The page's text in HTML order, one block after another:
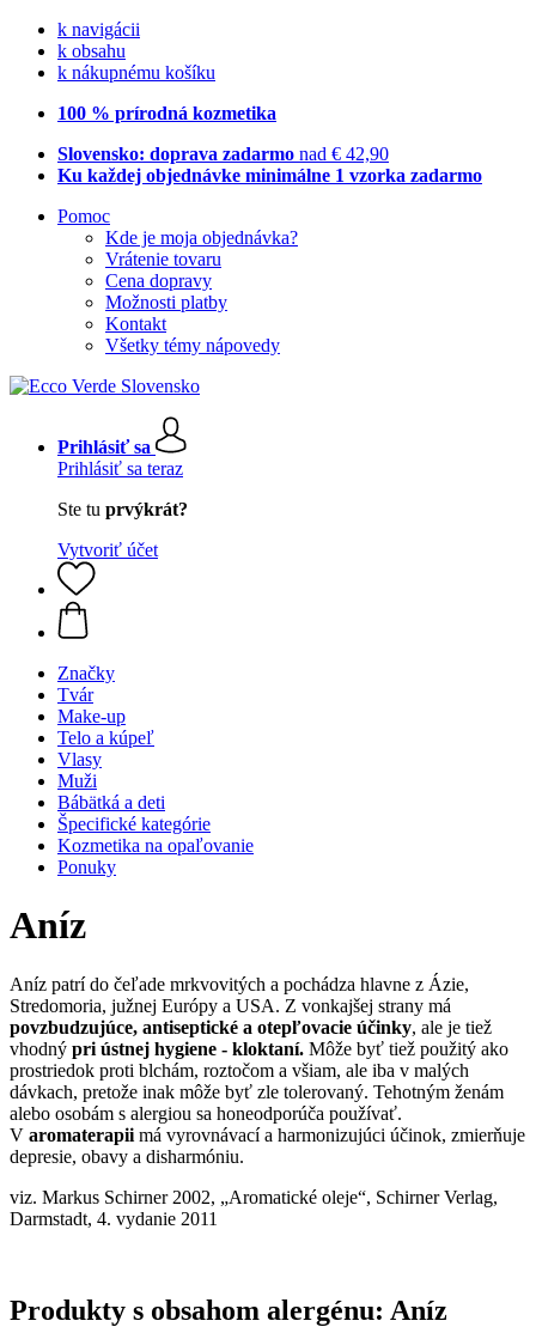
k navigácii
k obsahu
k nákupnému košíku
100 % prírodná kozmetika
Slovensko: doprava zadarmo nad € 42,90
Ku každej objednávke minimálne 1 vzorka zadarmo
Pomoc
Kde je moja objednávka?
Vrátenie tovaru
Cena dopravy
Možnosti platby
Kontakt
Všetky témy nápovedy
Prihlásiť sa
Prihlásiť sa teraz
Ste tu prvýkrát?
Vytvoriť účet
Značky
Tvár
Make-up
Telo a kúpeľ
Vlasy
Muži
Bábätká a deti
Špecifické kategórie
Kozmetika na opaľovanie
Ponuky
Aníz
Aníz patrí do čeľade mrkvovitých a pochádza hlavne z Ázie,
Stredomoria, južnej Európy a USA. Z vonkajšej strany má
povzbudzujúce, antiseptické a otepľovacie účinky, ale je tiež
vhodný pri ústnej hygiene - kloktaní. Môže byť tiež použitý ako
prostriedok proti blchám, roztočom a všiam, ale iba v malých
dávkach, pretože inak môže byť zle tolerovaný. Tehotným ženám
alebo osobám s alergiou sa honeodporúča používať.
V aromaterapii má vyrovnávací a harmonizujúci účinok, zmierňuje
depresie, obavy a disharmóniu.
viz. Markus Schirner 2002, „Aromatické oleje“, Schirner Verlag,
Darmstadt, 4. vydanie 2011
Produkty s obsahom alergénu: Aníz